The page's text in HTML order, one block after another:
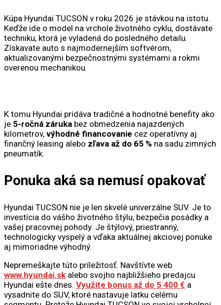
Kúpa Hyundai TUCSON v roku 2026 je stávkou na istotu.
Keďže ide o model na vrchole životného cyklu, dostávate
techniku, ktorá je vyladená do posledného detailu.
Získavate auto s najmodernejším softvérom,
aktualizovanými bezpečnostnými systémami a rokmi
overenou mechanikou.
K tomu Hyundai pridáva tradičné a hodnotné benefity ako
je 5-ročná záruka bez obmedzenia najazdených
kilometrov, výhodné financovanie cez operatívny aj
finančný leasing alebo zľava až do 65 % na sadu zimných
pneumatík.
Ponuka aká sa nemusí opakovať
Hyundai TUCSON nie je len skvelé univerzálne SUV. Je to
investícia do vášho životného štýlu, bezpečia posádky a
vašej pracovnej pohody. Je štýlový, priestranný,
technologicky vyspelý a vďaka aktuálnej akciovej ponuke
aj mimoriadne výhodný.
Nepremeškajte túto príležitosť. Navštívte web
www.hyundai.sk alebo svojho najbližšieho predajcu
Hyundai ešte dnes. Využite bonus až do 5 400 € a
vysadnite do SUV, ktoré nastavuje latku celému